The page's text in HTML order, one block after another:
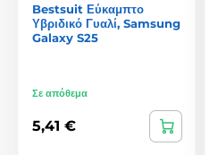
Bestsuit Εύκαμπτο
Υβριδικό Γυαλί, Samsung
Galaxy S25
Σε απόθεμα
5,41 €